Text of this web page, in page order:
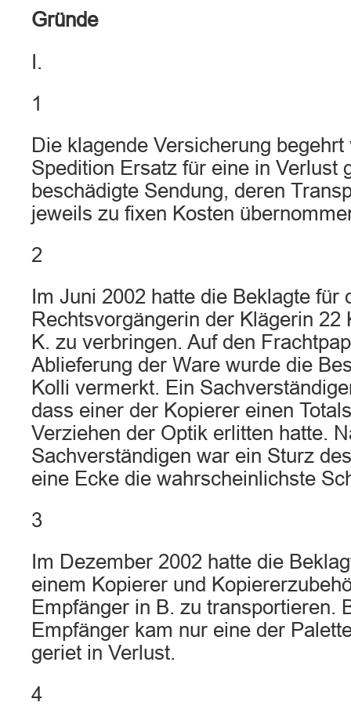
Gründe
I.
1
Die klagende Versicherung
Spedition Ersatz für eine in Verlust
beschädigte Sendung, deren
jeweils zu fixen Kosten
2
Im Juni 2002 hatte die Beklagte für
Rechtsvorgängerin der Klägerin 22
K. zu verbringen. Auf den
Ablieferung der Ware wurde die
Kolli vermerkt. Ein
dass einer der Kopierer einen
Verziehen der Optik erlitten hatte.
Sachverständigen war ein Sturz
eine Ecke die wahrscheinlichste
3
Im Dezember 2002 hatte die
einem Kopierer und
Empfänger in B. zu transportieren.
Empfänger kam nur eine der
geriet in Verlust.
4